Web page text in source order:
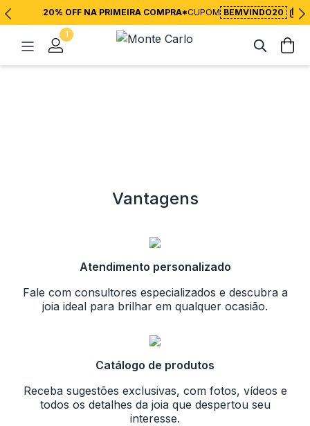
20% OFF NA PRIMEIRA COMPRA*CUPOM BEMVINDO20
1
Vantagens
Atendimento personalizado
Fale com consultores especializados e descubra a
joia ideal para brilhar em qualquer ocasião.
Catálogo de produtos
Receba sugestões exclusivas, com fotos, vídeos e
todos os detalhes da joia que despertou seu
interesse.